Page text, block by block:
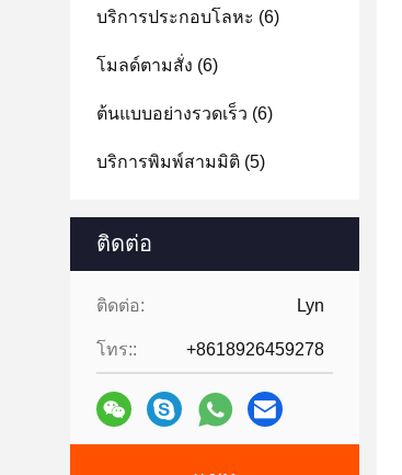
บริการประกอบโลหะ (6)
โมลด์ตามสั่ง (6)
ต้นแบบอย่างรวดเร็ว (6)
บริการพิมพ์สามมิติ (5)
ติดต่อ
ติดต่อ: Lyn
โทร:: +8618926459278